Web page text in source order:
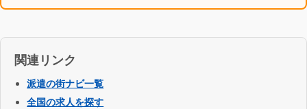
関連リンク
派遣の街ナビ一覧
全国の求人を探す